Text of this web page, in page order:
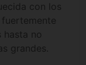
con los
fuertemente
hasta no
grandes.